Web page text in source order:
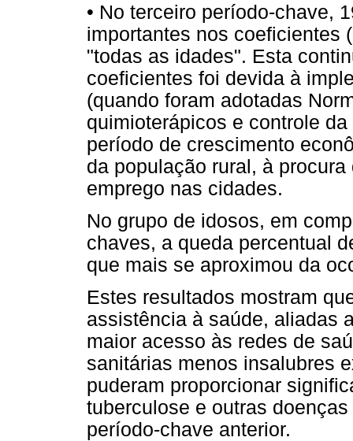
• No terceiro período-chave,
importantes nos coeficientes
"todas as idades". Esta
coeficientes foi devida à
(quando foram adotadas
quimioterápicos e controle
período de crescimento
da população rural, à
emprego nas cidades.
No grupo de idosos, em
chaves, a queda percentual
que mais se aproximou da
Estes resultados mostram
assistência à saúde, aliadas
maior acesso às redes de
sanitárias menos insalubres
puderam proporcionar
tuberculose e outras
período-chave anterior.